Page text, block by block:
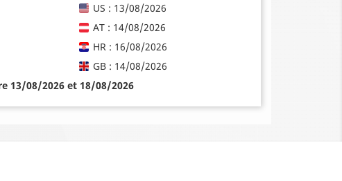
US : 13/08/2026
AT : 14/08/2026
HR : 16/08/2026
GB : 14/08/2026
13/08/2026 et 18/08/2026